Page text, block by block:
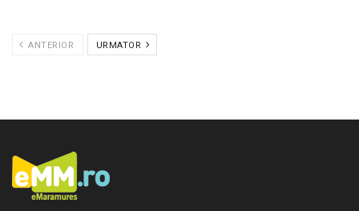
ANTERIOR URMATOR